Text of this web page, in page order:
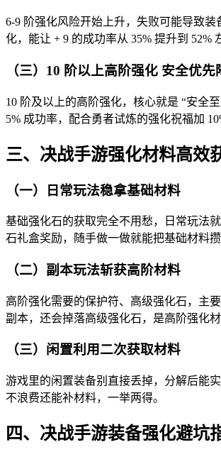
6-9 阶强化风险开始上升，失败可能导致
化，能让 + 9 的成功率从 35% 提升到 52%
（三）10 阶以上高阶强化 安全优先
10 阶及以上的高阶强化，核心就是 “安全
5% 成功率，配合勇者试炼的强化祝福加
三、决战手游强化材料高效
（一）日常玩法稳拿基础材料
基础强化石的获取完全不用愁，日常玩法
石礼盒奖励，随手做一做就能把基础材料攒
（二）副本玩法斩获高阶材料
高阶强化需要的保护符、高级强化石，主
副本，还会掉落高级强化石，是高阶强化材
（三）闲置利用二次获取材料
游戏里的闲置装备别直接丢掉，分解后能
不浪费还能补材料，一举两得。
四、决战手游装备强化避坑